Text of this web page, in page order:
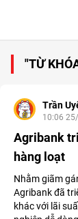
"TỪ
Trần
10:06
Agribank
hàng loạt
Nhằm giãm
Agribank đã
khác với lãi